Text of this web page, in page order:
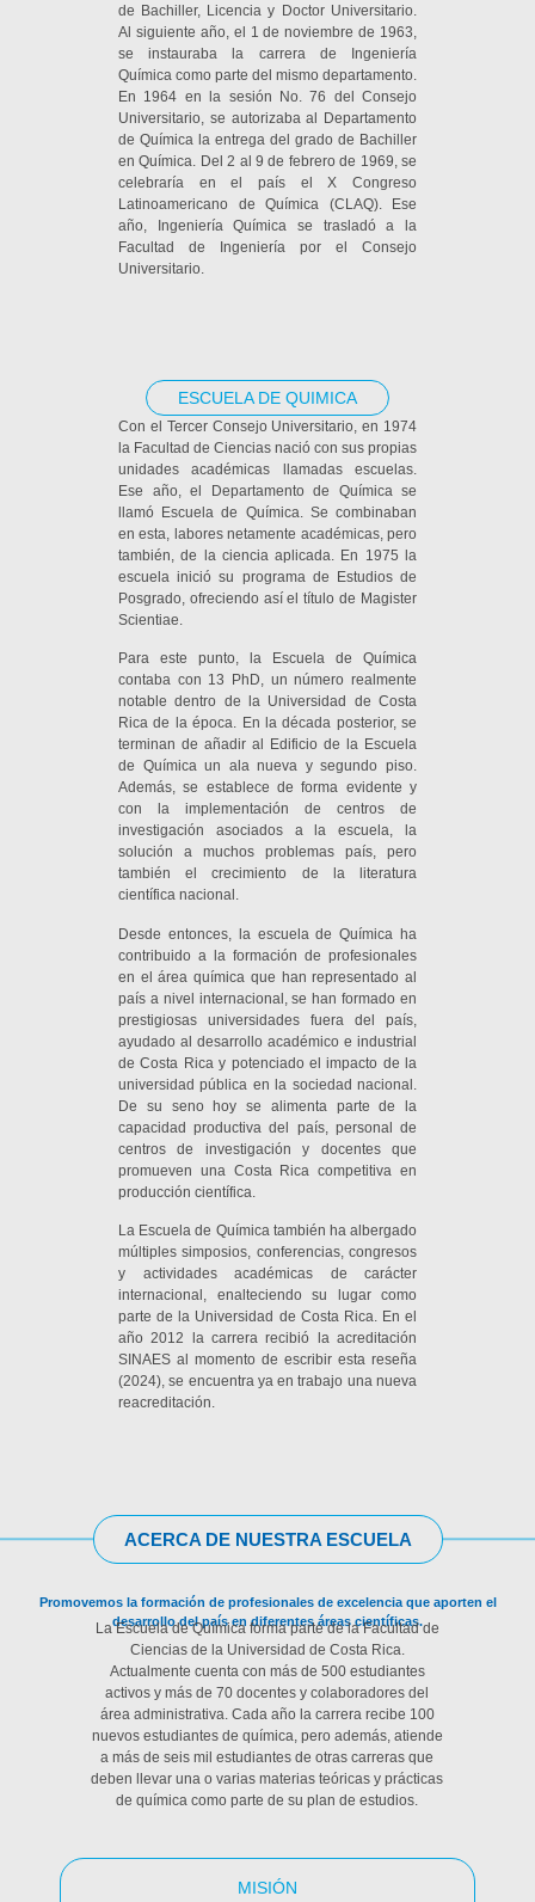
de Bachiller, Licencia y Doctor Universitario.
Al siguiente año, el 1 de noviembre de 1963,
se instauraba la carrera de Ingeniería
Química como parte del mismo departamento.
En 1964 en la sesión No. 76 del Consejo
Universitario, se autorizaba al Departamento
de Química la entrega del grado de Bachiller
en Química. Del 2 al 9 de febrero de 1969, se
celebraría en el país el X Congreso
Latinoamericano de Química (CLAQ). Ese
año, Ingeniería Química se trasladó a la
Facultad de Ingeniería por el Consejo
Universitario.
ESCUELA DE QUIMICA
Con el Tercer Consejo Universitario, en 1974
la Facultad de Ciencias nació con sus propias
unidades académicas llamadas escuelas.
Ese año, el Departamento de Química se
llamó Escuela de Química. Se combinaban
en esta, labores netamente académicas, pero
también, de la ciencia aplicada. En 1975 la
escuela inició su programa de Estudios de
Posgrado, ofreciendo así el título de Magister
Scientiae.
Para este punto, la Escuela de Química
contaba con 13 PhD, un número realmente
notable dentro de la Universidad de Costa
Rica de la época. En la década posterior, se
terminan de añadir al Edificio de la Escuela
de Química un ala nueva y segundo piso.
Además, se establece de forma evidente y
con la implementación de centros de
investigación asociados a la escuela, la
solución a muchos problemas país, pero
también el crecimiento de la literatura
científica nacional.
Desde entonces, la escuela de Química ha
contribuido a la formación de profesionales
en el área química que han representado al
país a nivel internacional, se han formado en
prestigiosas universidades fuera del país,
ayudado al desarrollo académico e industrial
de Costa Rica y potenciado el impacto de la
universidad pública en la sociedad nacional.
De su seno hoy se alimenta parte de la
capacidad productiva del país, personal de
centros de investigación y docentes que
promueven una Costa Rica competitiva en
producción científica.
La Escuela de Química también ha albergado
múltiples simposios, conferencias, congresos
y actividades académicas de carácter
internacional, enalteciendo su lugar como
parte de la Universidad de Costa Rica. En el
año 2012 la carrera recibió la acreditación
SINAES al momento de escribir esta reseña
(2024), se encuentra ya en trabajo una nueva
reacreditación.
ACERCA DE NUESTRA ESCUELA
Promovemos la formación de profesionales de excelencia que aporten el
desarrollo del país en diferentes áreas científicas.
La Escuela de Química forma parte de la Facultad de
Ciencias de la Universidad de Costa Rica.
Actualmente cuenta con más de 500 estudiantes
activos y más de 70 docentes y colaboradores del
área administrativa. Cada año la carrera recibe 100
nuevos estudiantes de química, pero además, atiende
a más de seis mil estudiantes de otras carreras que
deben llevar una o varias materias teóricas y prácticas
de química como parte de su plan de estudios.
MISIÓN